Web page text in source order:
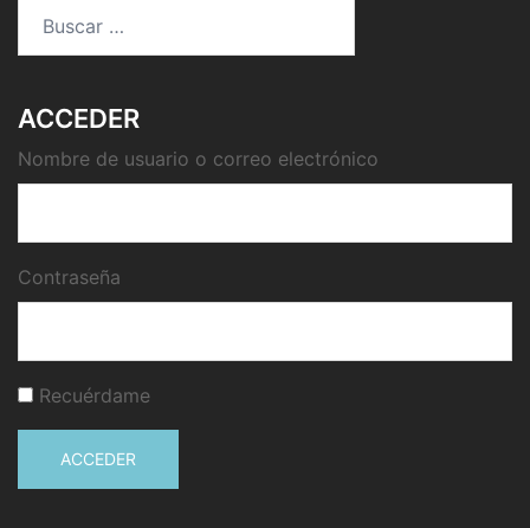
ACCEDER
Nombre de usuario o correo electrónico
Contraseña
Recuérdame
ACCEDER